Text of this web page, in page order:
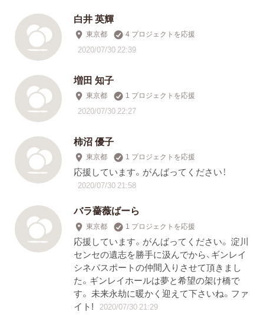
白井 英輝
東京都 4 プロジェクトを応援
2020/07/30 22:39
増田 知子
東京都 1 プロジェクトを応援
2020/07/30 22:27
柿沼 優子
東京都 1 プロジェクトを応援
応援しています。がんばってください！
2020/07/30 21:58
バラ薔薇ばーら
東京都 1 プロジェクトを応援
応援しています。がんばってください。 淀川
センセの遺志を勝手に汲んでから、ギンレイ
シネパスポートの仲間入りさせて頂きまし
た。ギンレイホールは夢と希望の架け橋で
す。 未来永劫に暖かく迎えて下さいね。ファ
イト!
2020/07/30 21:29